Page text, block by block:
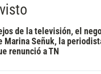
de la televisión, el
Marina Señuk, la
renunció a TN